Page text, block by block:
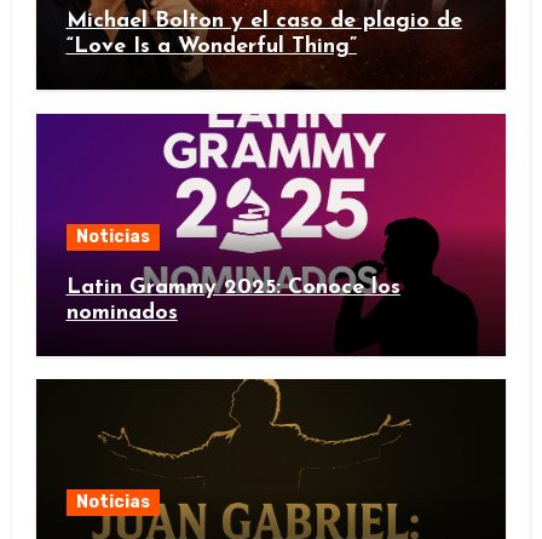
Michael Bolton y el caso de plagio de
“Love Is a Wonderful Thing”
Noticias
Latin Grammy 2025: Conoce los
nominados
Noticias